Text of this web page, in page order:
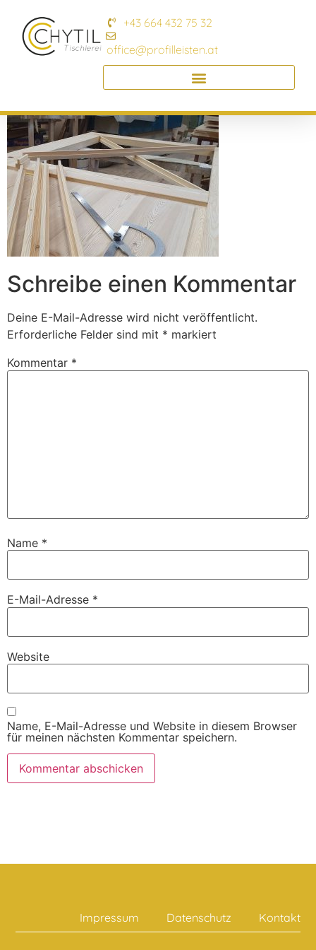
+43 664 432 75 32
office@profilleisten.at
Schreibe einen Kommentar
Deine E-Mail-Adresse wird nicht veröffentlicht.
Erforderliche Felder sind mit * markiert
Kommentar *
Name *
E-Mail-Adresse *
Website
Name, E-Mail-Adresse und Website in diesem Browser
für meinen nächsten Kommentar speichern.
Impressum Datenschutz Kontakt